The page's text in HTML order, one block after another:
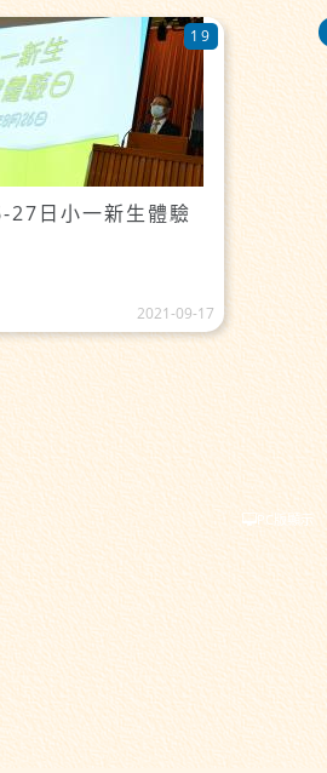
27日小一新生體驗
19
2021-09-17
PC版顯示